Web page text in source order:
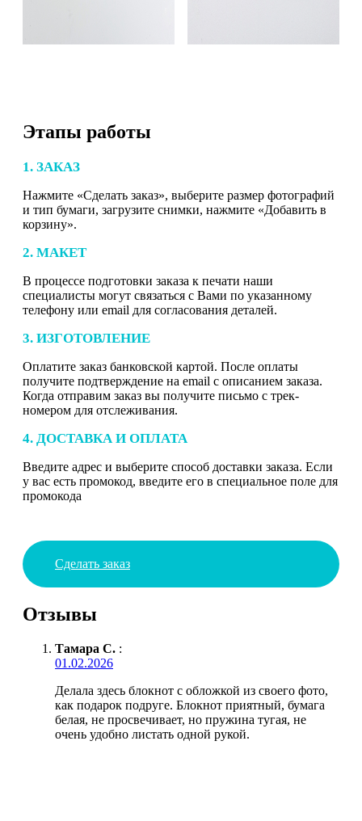
Этапы работы
1. ЗАКАЗ
Нажмите «Сделать заказ», выберите размер фотографий
и тип бумаги, загрузите снимки, нажмите «Добавить в
корзину».
2. МАКЕТ
В процессе подготовки заказа к печати наши
специалисты могут связаться с Вами по указанному
телефону или email для согласования деталей.
3. ИЗГОТОВЛЕНИЕ
Оплатите заказ банковской картой. После оплаты
получите подтверждение на email с описанием заказа.
Когда отправим заказ вы получите письмо с трек-
номером для отслеживания.
4. ДОСТАВКА И ОПЛАТА
Введите адрес и выберите способ доставки заказа. Если
у вас есть промокод, введите его в специальное поле для
промокода
Сделать заказ
Отзывы
Тамара С. :
01.02.2026
Делала здесь блокнот с обложкой из своего фото,
как подарок подруге. Блокнот приятный, бумага
белая, не просвечивает, но пружина тугая, не
очень удобно листать одной рукой.